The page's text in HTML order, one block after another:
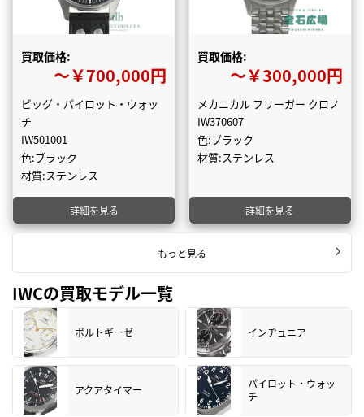
買取価格:
〜￥700,000円
ビッグ・パイロット・ウォッ
チ
IW501001
色:ブラック
材質:ステンレス
詳細を見る
買取価格:
〜￥300,000円
メカニカル フリーガー クロノ
IW370607
色:ブラック
材質:ステンレス
詳細を見る
もっと見る
IWCの買取モデル一覧
ポルトギーゼ インヂュニア
アクアタイマー
パイロット・ウォッ
チ